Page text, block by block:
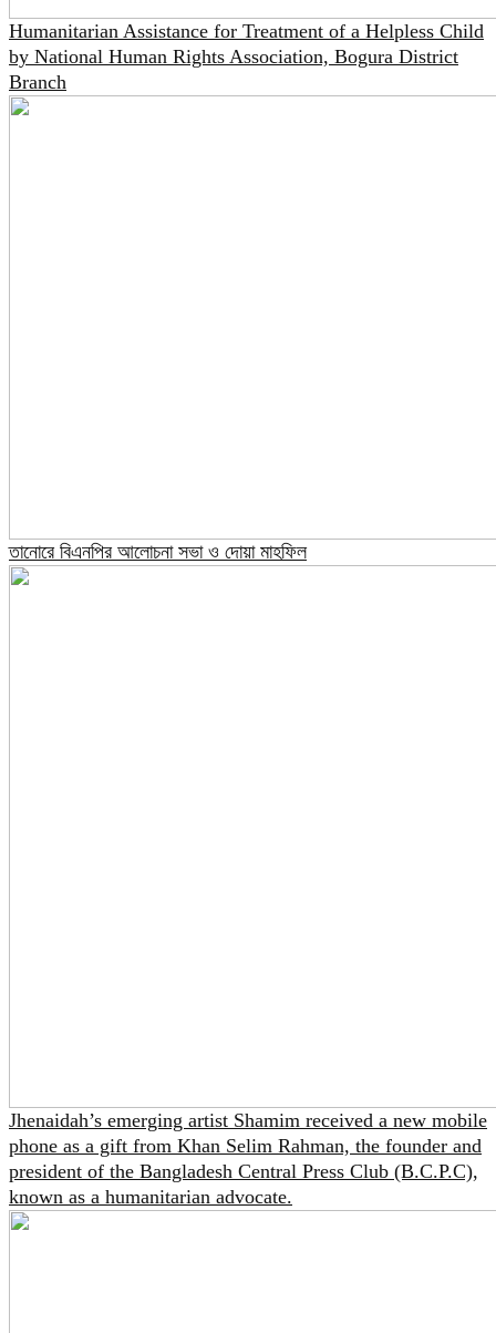
Humanitarian Assistance for Treatment of a Helpless Child
by National Human Rights Association, Bogura District
Branch
তানোরে বিএনপির আলোচনা সভা ও দোয়া মাহফিল
Jhenaidah’s emerging artist Shamim received a new mobile
phone as a gift from Khan Selim Rahman, the founder and
president of the Bangladesh Central Press Club (B.C.P.C),
known as a humanitarian advocate.